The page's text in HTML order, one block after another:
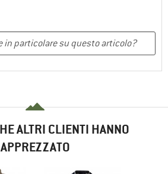
ALTRI CLIENTI HANNO
APPREZZATO